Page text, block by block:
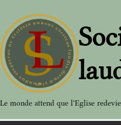
contenu
Le monde attend que l'Eglise